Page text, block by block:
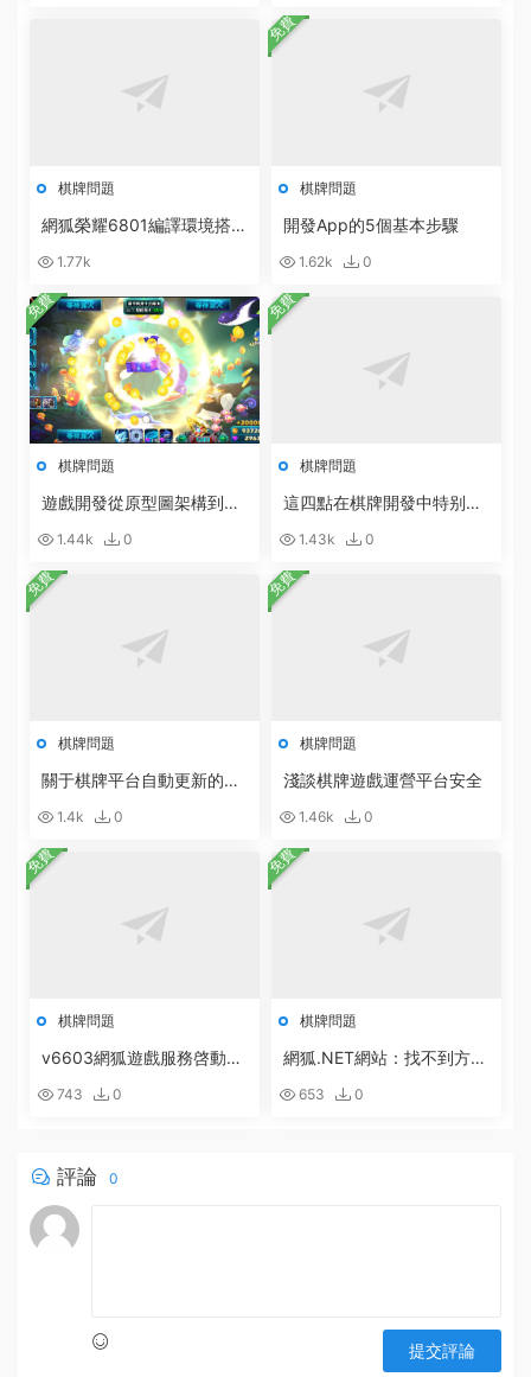
棋牌問題
網狐榮耀6801編譯環境搭建
1.77k
棋牌問題
開發App的5個基本步驟
1.62k 0
免費
棋牌問題
遊戲開發從原型圖架構到設
1.44k 0
免費
棋牌問題
這四點在棋牌開發中特别重
1.43k 0
免費
棋牌問題
關于棋牌平台自動更新的說
1.4k 0
免費
棋牌問題
淺談棋牌遊戲運營平台安全
1.46k 0
免費
棋牌問題
v6603網狐遊戲服務啓動配
743 0
免費
棋牌問題
網狐.NET網站：找不到方
me.Serialization.DataContr
653 0
免費
評論 0
提交評論